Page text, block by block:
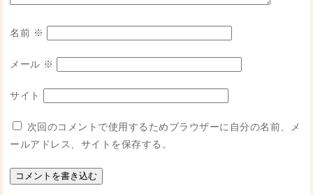
名前 ※
メール ※
サイト
次回のコメントで使用するためブラウザーに自分の名前、メ
ールアドレス、サイトを保存する。